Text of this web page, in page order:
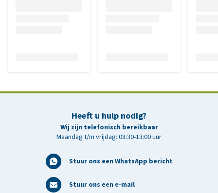
Heeft u hulp nodig?
Wij zijn telefonisch bereikbaar
Maandag t/m vrijdag: 08:30-13:00 uur
Stuur ons een WhatsApp bericht
Stuur ons een e-mail